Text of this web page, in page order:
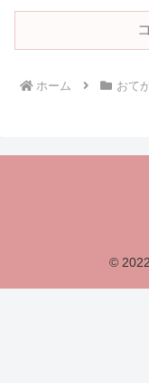
ホーム おて
©